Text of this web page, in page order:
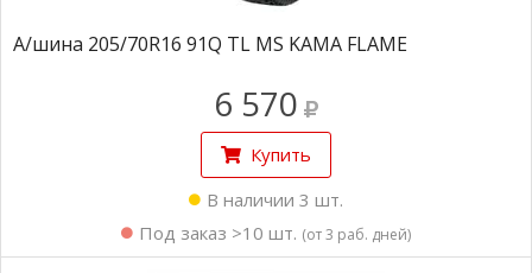
А/шина 205/70R16 91Q TL MS KAMA FLAME
6 570
Купить
В наличии 3 шт.
Под заказ >10 шт. (от 3 раб. дней)